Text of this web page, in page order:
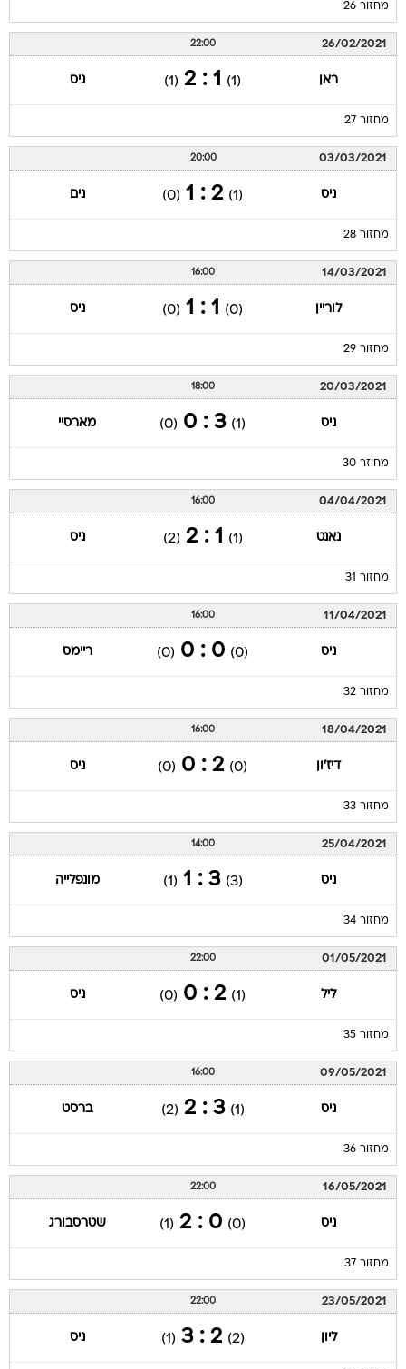
מחזור 26
26/02/2021
22:00
ראן (1)
1 : 2
(1) ניס
מחזור 27
03/03/2021
20:00
ניס (1)
2 : 1
(0) נים
מחזור 28
14/03/2021
16:00
לוריין (0)
1 : 1
(0) ניס
מחזור 29
20/03/2021
18:00
ניס (1)
3 : 0
(0) מארסיי
מחוזר 30
04/04/2021
16:00
נאנט (1)
1 : 2
(2) ניס
מחזור 31
11/04/2021
16:00
ניס (0)
0 : 0
(0) ריימס
מחזור 32
18/04/2021
16:00
דיז'ון (0)
2 : 0
(0) ניס
מחזור 33
25/04/2021
14:00
ניס (3)
3 : 1
(1) מונפלייה
מחזור 34
01/05/2021
22:00
ליל (1)
2 : 0
(0) ניס
מחזור 35
09/05/2021
16:00
ניס (1)
3 : 2
(2) ברסט
מחזור 36
16/05/2021
22:00
ניס (0)
0 : 2
(1) שטרסבורג
מחזור 37
23/05/2021
22:00
ליון (2)
2 : 3
(1) ניס